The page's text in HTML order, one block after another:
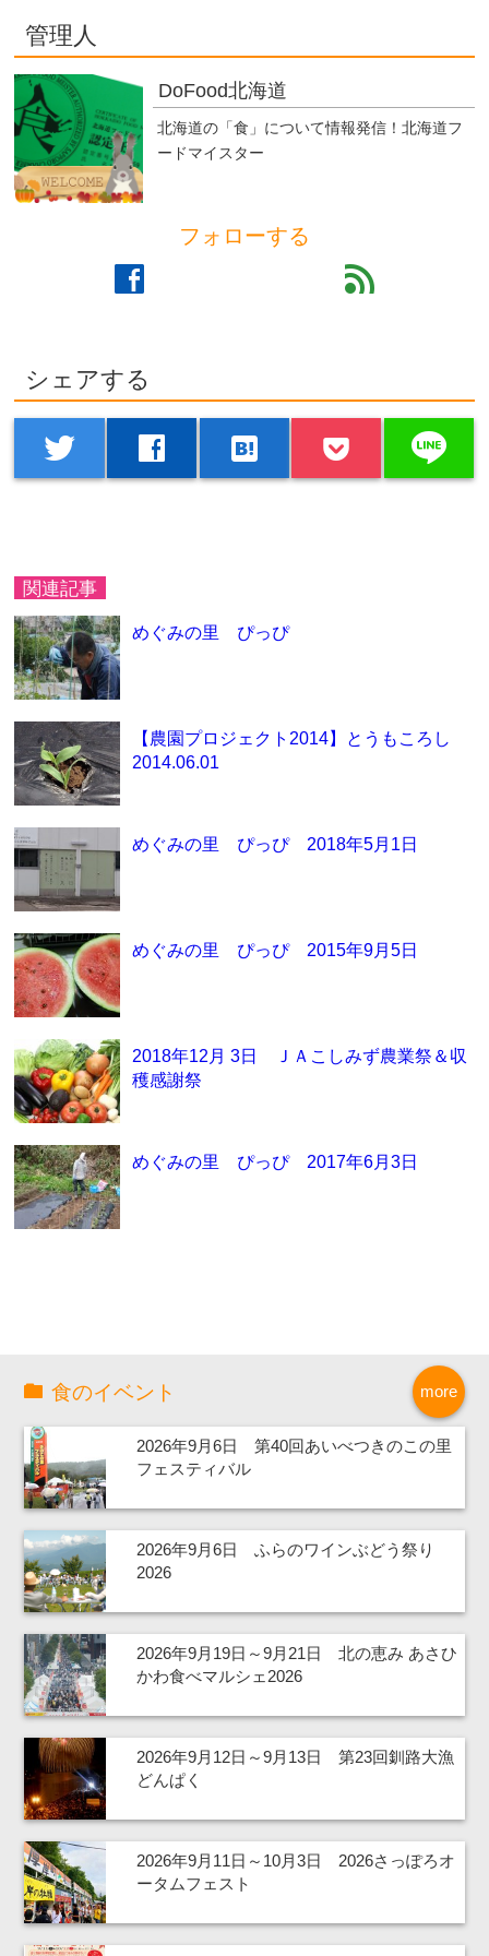
管理人
DoFood北海道
北海道の「食」について情報発信！北海道フ
ードマイスター
フォローする
facebook feed
シェアする
twitter facebook hatenabookmark line
関連記事
めぐみの里 ぴっぴ
【農園プロジェクト2014】とうもころし
2014.06.01
めぐみの里 ぴっぴ 2018年5月1日
めぐみの里 ぴっぴ 2015年9月5日
2018年12月 3日 ＪＡこしみず農業祭＆収
穫感謝祭
めぐみの里 ぴっぴ 2017年6月3日
more
食のイベント
2026年9月6日 第40回あいべつきのこの里
フェスティバル
2026年9月6日 ふらのワインぶどう祭り
2026
2026年9月19日～9月21日 北の恵み あさひ
かわ食べマルシェ2026
2026年9月12日～9月13日 第23回釧路大漁
どんぱく
2026年9月11日～10月3日 2026さっぽろオ
ータムフェスト